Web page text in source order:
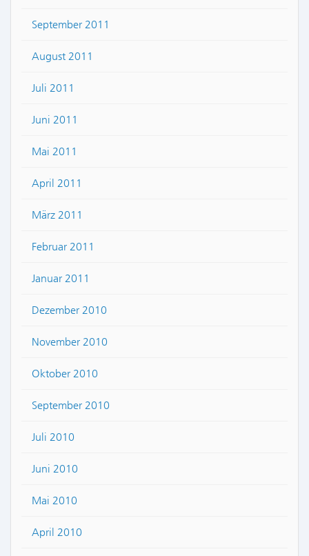
September 2011
August 2011
Juli 2011
Juni 2011
Mai 2011
April 2011
März 2011
Februar 2011
Januar 2011
Dezember 2010
November 2010
Oktober 2010
September 2010
Juli 2010
Juni 2010
Mai 2010
April 2010